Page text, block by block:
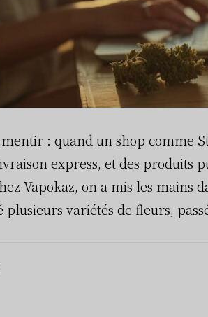
mentir : quand un shop comme
express, et des produits
Vapokaz, on a mis les mains
plusieurs variétés de fleurs,